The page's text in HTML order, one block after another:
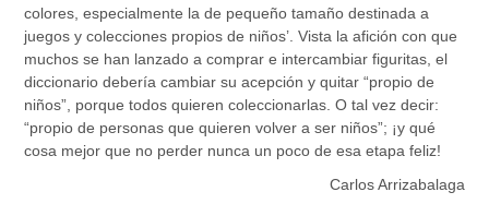
colores, especialmente la de pequeño tamaño destinada a
juegos y colecciones propios de niños’. Vista la afición con que
muchos se han lanzado a comprar e intercambiar figuritas, el
diccionario debería cambiar su acepción y quitar “propio de
niños”, porque todos quieren coleccionarlas. O tal vez decir:
“propio de personas que quieren volver a ser niños”; ¡y qué
cosa mejor que no perder nunca un poco de esa etapa feliz!
Carlos Arrizabalaga